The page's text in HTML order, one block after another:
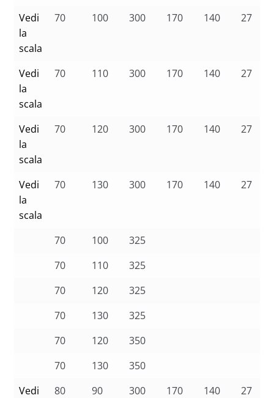
Vedi
la
scala
70 100 300 170 140 27
Vedi
la
scala
70 110 300 170 140 27
Vedi
la
scala
70 120 300 170 140 27
Vedi
la
scala
70 130 300 170 140 27
70 100
325
70
110
325
70
120
325
70
130
325
70
120
350
70
130
350
Vedi
80 90 300 170 140 27